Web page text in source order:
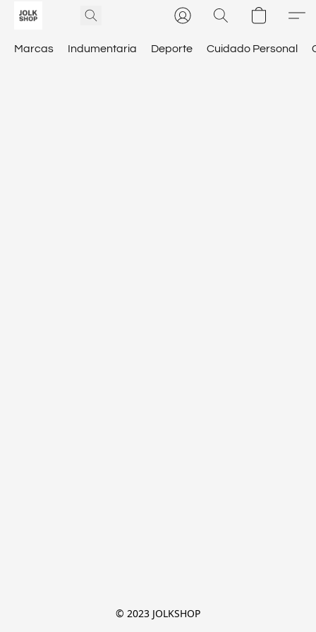
Marcas Indumentaria Deporte Cuidado Personal
© 2023 JOLKSHOP